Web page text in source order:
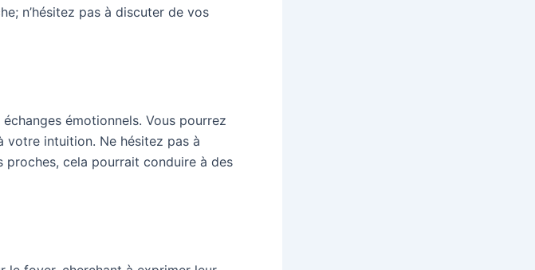
n’hésitez pas à discuter de vos
émotionnels. Vous pourrez
votre intuition. Ne hésitez pas à
cela pourrait conduire à des